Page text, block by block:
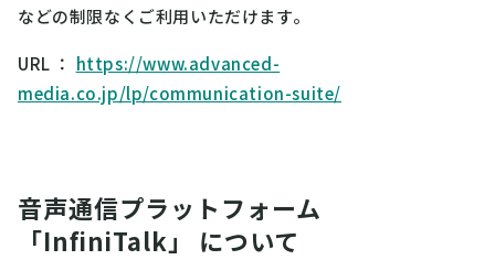
などの制限なくご利用いただけます。
URL ： https://www.advanced-
media.co.jp/lp/communication-suite/
音声通信プラットフォーム
「InfiniTalk」 について